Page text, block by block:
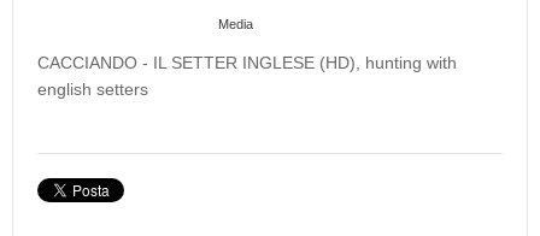
Media
CACCIANDO - IL SETTER INGLESE (HD), hunting with
english setters